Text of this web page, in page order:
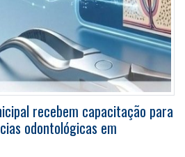
recebem capacitação para
odontológicas em